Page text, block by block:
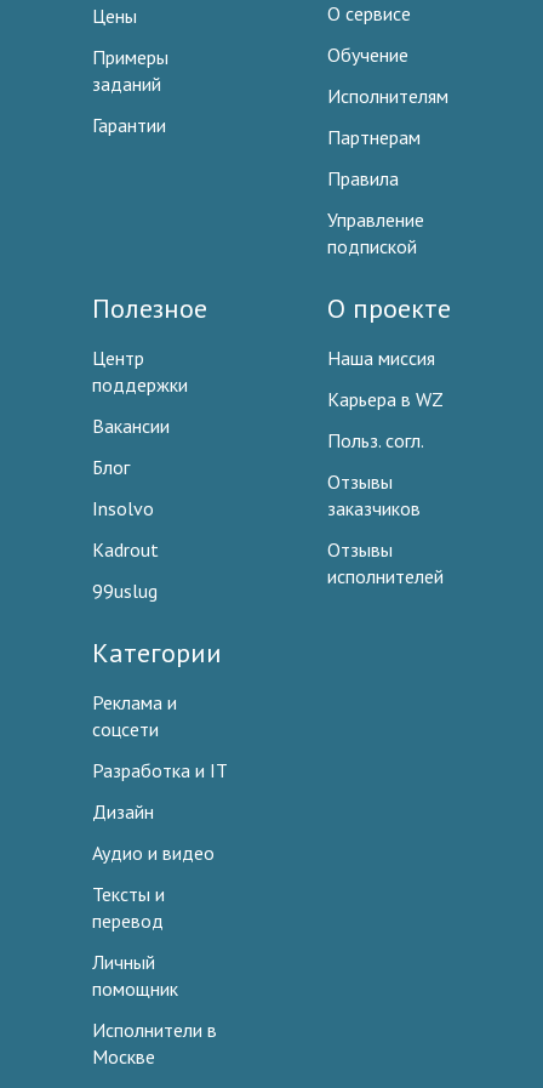
Цены
Примеры
заданий
Гарантии
О сервисе
Обучение
Исполнителям
Партнерам
Правила
Управление
подпиской
Полезное
Центр
поддержки
Вакансии
Блог
Insolvo
Kadrout
99uslug
О проекте
Наша миссия
Карьера в WZ
Польз. согл.
Отзывы
заказчиков
Отзывы
исполнителей
Категории
Реклама и
соцсети
Разработка и IT
Дизайн
Аудио и видео
Тексты и
перевод
Личный
помощник
Исполнители в
Москве